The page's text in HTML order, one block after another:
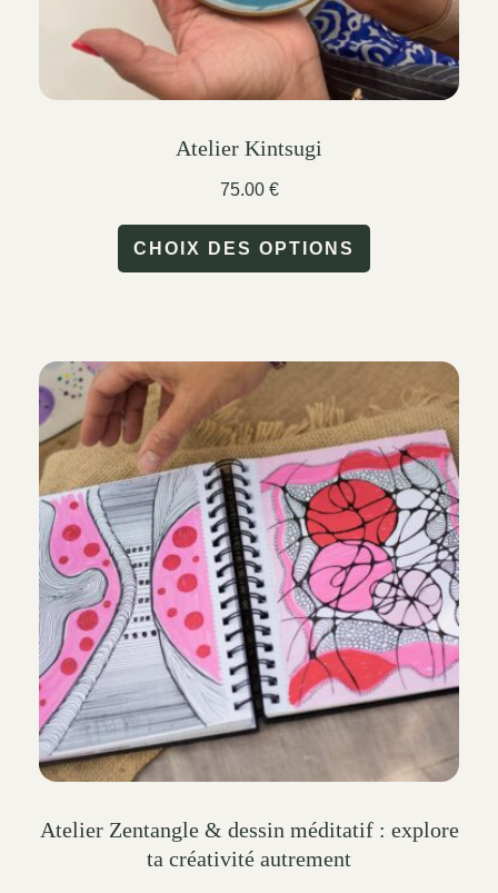
Atelier Kintsugi
75.00 €
CHOIX DES OPTIONS
multiple
variants.
The
options
may
be
chosen
on
the
product
Atelier Zentangle & dessin méditatif : explore
ta créativité autrement